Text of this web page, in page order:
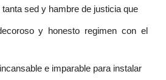
sed y hambre de justicia que
y honesto regimen con el
e imparable para instalar